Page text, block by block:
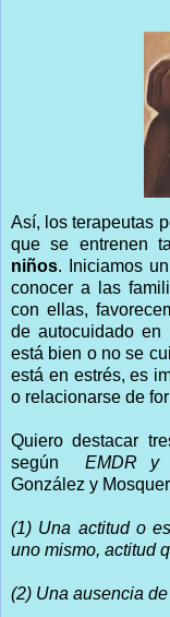
Así, los terapeutas
que se entrenen
niños. Iniciamos
conocer a las
con ellas,
de autocuidado
está bien o no se
está en estrés, es
o relacionarse de
Quiero destacar
según EMDR y
González y
(1) Una actitud o
uno mismo, actitud
(2) Una ausencia